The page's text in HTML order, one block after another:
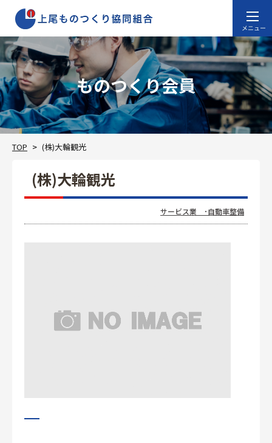
ものつくり会員
TOP (株)大輪観光
(株)大輪観光
サービス業 ･自動車整備